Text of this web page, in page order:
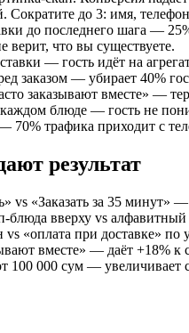
Сократите до 3: имя,
до последнего шага —
что вы существуете.
— гость идёт на
заказом — убирает 40%
заказывают вместе» —
блюде — гость не
70% трафика приходит с
результат
vs «Заказать за 35 минут»
блюда вверху vs
«оплата при доставке»
вместе» — даёт +18% к
100 000 сум — увеличивает